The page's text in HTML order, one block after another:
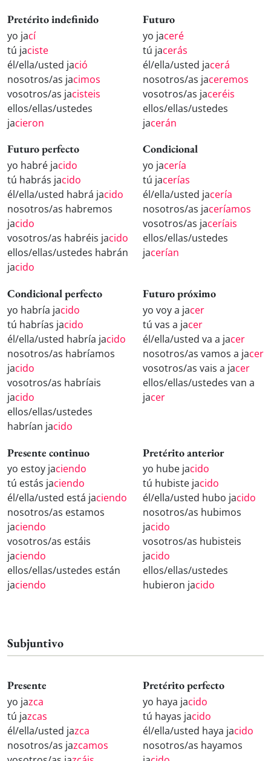
Pretérito indefinido
yo jací
tú jaciste
él/ella/usted jació
nosotros/as jacimos
vosotros/as jacisteis
ellos/ellas/ustedes
jacieron
Futuro
yo jaceré
tú jacerás
él/ella/usted jacerá
nosotros/as jaceremos
vosotros/as jaceréis
ellos/ellas/ustedes
jacerán
Futuro perfecto
yo habré jacido
tú habrás jacido
él/ella/usted habrá jacido
nosotros/as habremos
jacido
vosotros/as habréis jacido
ellos/ellas/ustedes habrán
jacido
Condicional
yo jacería
tú jacerías
él/ella/usted jacería
nosotros/as jaceríamos
vosotros/as jaceríais
ellos/ellas/ustedes
jacerían
Condicional perfecto
yo habría jacido
tú habrías jacido
él/ella/usted habría jacido
nosotros/as habríamos
jacido
vosotros/as habríais
jacido
ellos/ellas/ustedes
habrían jacido
Futuro próximo
yo voy a jacer
tú vas a jacer
él/ella/usted va a jacer
nosotros/as vamos a jacer
vosotros/as vais a jacer
ellos/ellas/ustedes van a
jacer
Presente continuo
yo estoy jaciendo
tú estás jaciendo
él/ella/usted está jaciendo
nosotros/as estamos
jaciendo
vosotros/as estáis
jaciendo
ellos/ellas/ustedes están
jaciendo
Pretérito anterior
yo hube jacido
tú hubiste jacido
él/ella/usted hubo jacido
nosotros/as hubimos
jacido
vosotros/as hubisteis
jacido
ellos/ellas/ustedes
hubieron jacido
Subjuntivo
Presente
yo jazca
tú jazcas
él/ella/usted jazca
nosotros/as jazcamos
Pretérito perfecto
yo haya jacido
tú hayas jacido
él/ella/usted haya jacido
nosotros/as hayamos